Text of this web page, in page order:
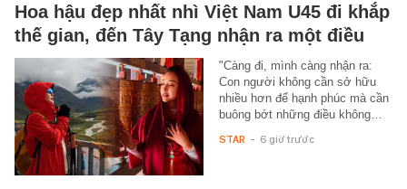
Hoa hậu đẹp nhất nhì Việt Nam U45 đi khắp
thế gian, đến Tây Tạng nhận ra một điều
"Càng đi, mình càng nhận ra:
Con người không cần sở hữu
nhiều hơn để hạnh phúc mà cần
buông bớt những điều không…
STAR - 6 giờ trước